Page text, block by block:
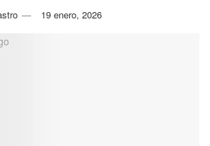
19 enero, 2026